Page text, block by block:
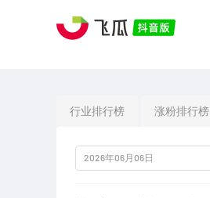
行业排行榜 涨粉排行榜